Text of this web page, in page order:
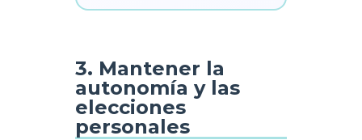
3. Mantener la
autonomía y las
elecciones
personales